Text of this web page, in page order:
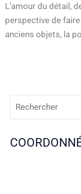
L’amour du détail,
perspective de
anciens objets, la